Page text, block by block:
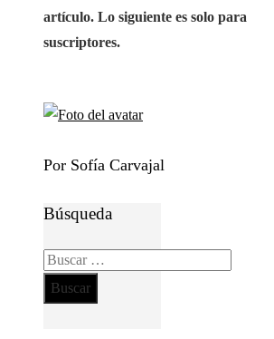
artículo. Lo siguiente es solo para
suscriptores.
Por Sofía Carvajal
Búsqueda
Buscar: